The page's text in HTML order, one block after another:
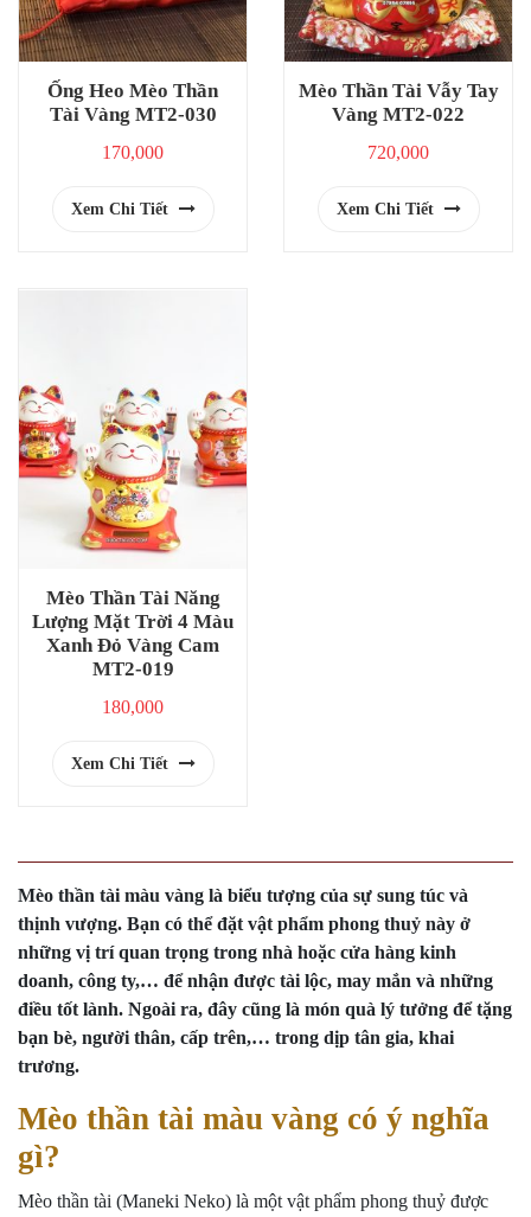
Ống Heo Mèo Thần
Tài Vàng MT2-030
170,000
Xem Chi Tiết
Mèo Thần Tài Vẫy Tay
Vàng MT2-022
720,000
Xem Chi Tiết
Mèo Thần Tài Năng
Lượng Mặt Trời 4 Màu
Xanh Đỏ Vàng Cam
MT2-019
180,000
Xem Chi Tiết
Mèo thần tài màu vàng là biểu tượng của sự sung túc và
thịnh vượng. Bạn có thể đặt vật phẩm phong thuỷ này ở
những vị trí quan trọng trong nhà hoặc cửa hàng kinh
doanh, công ty,… để nhận được tài lộc, may mắn và những
điều tốt lành. Ngoài ra, đây cũng là món quà lý tưởng để tặng
bạn bè, người thân, cấp trên,… trong dịp tân gia, khai
trương.
Mèo thần tài màu vàng có ý nghĩa
gì?
Mèo thần tài (Maneki Neko) là một vật phẩm phong thuỷ được